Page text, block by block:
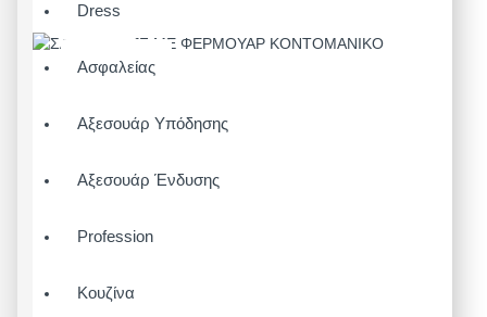
Dress
Ασφαλείας
Αξεσουάρ Υπόδησης
Αξεσουάρ Ένδυσης
Profession
Κουζίνα